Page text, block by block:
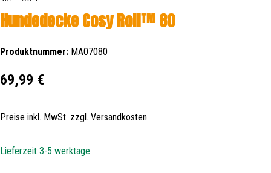
Hundedecke Cosy Roll™ 80
Produktnummer: MA07080
Regulärer Preis:
69,99 €
Preise inkl. MwSt. zzgl. Versandkosten
Lieferzeit 3-5 werktage